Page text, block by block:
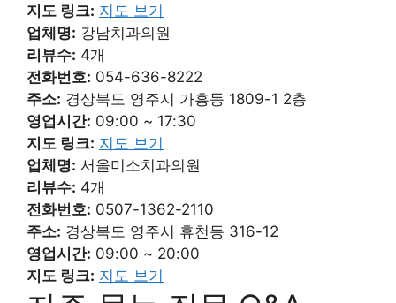
지도 링크: 지도 보기
업체명: 강남치과의원
리뷰수: 4개
전화번호: 054-636-8222
주소: 경상북도 영주시 가흥동 1809-1 2층
영업시간: 09:00 ~ 17:30
지도 링크: 지도 보기
업체명: 서울미소치과의원
리뷰수: 4개
전화번호: 0507-1362-2110
주소: 경상북도 영주시 휴천동 316-12
영업시간: 09:00 ~ 20:00
지도 링크: 지도 보기